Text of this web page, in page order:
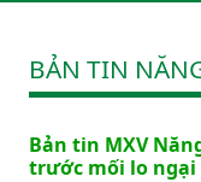
BẢN TIN
Bản tin MXV
trước mối lo